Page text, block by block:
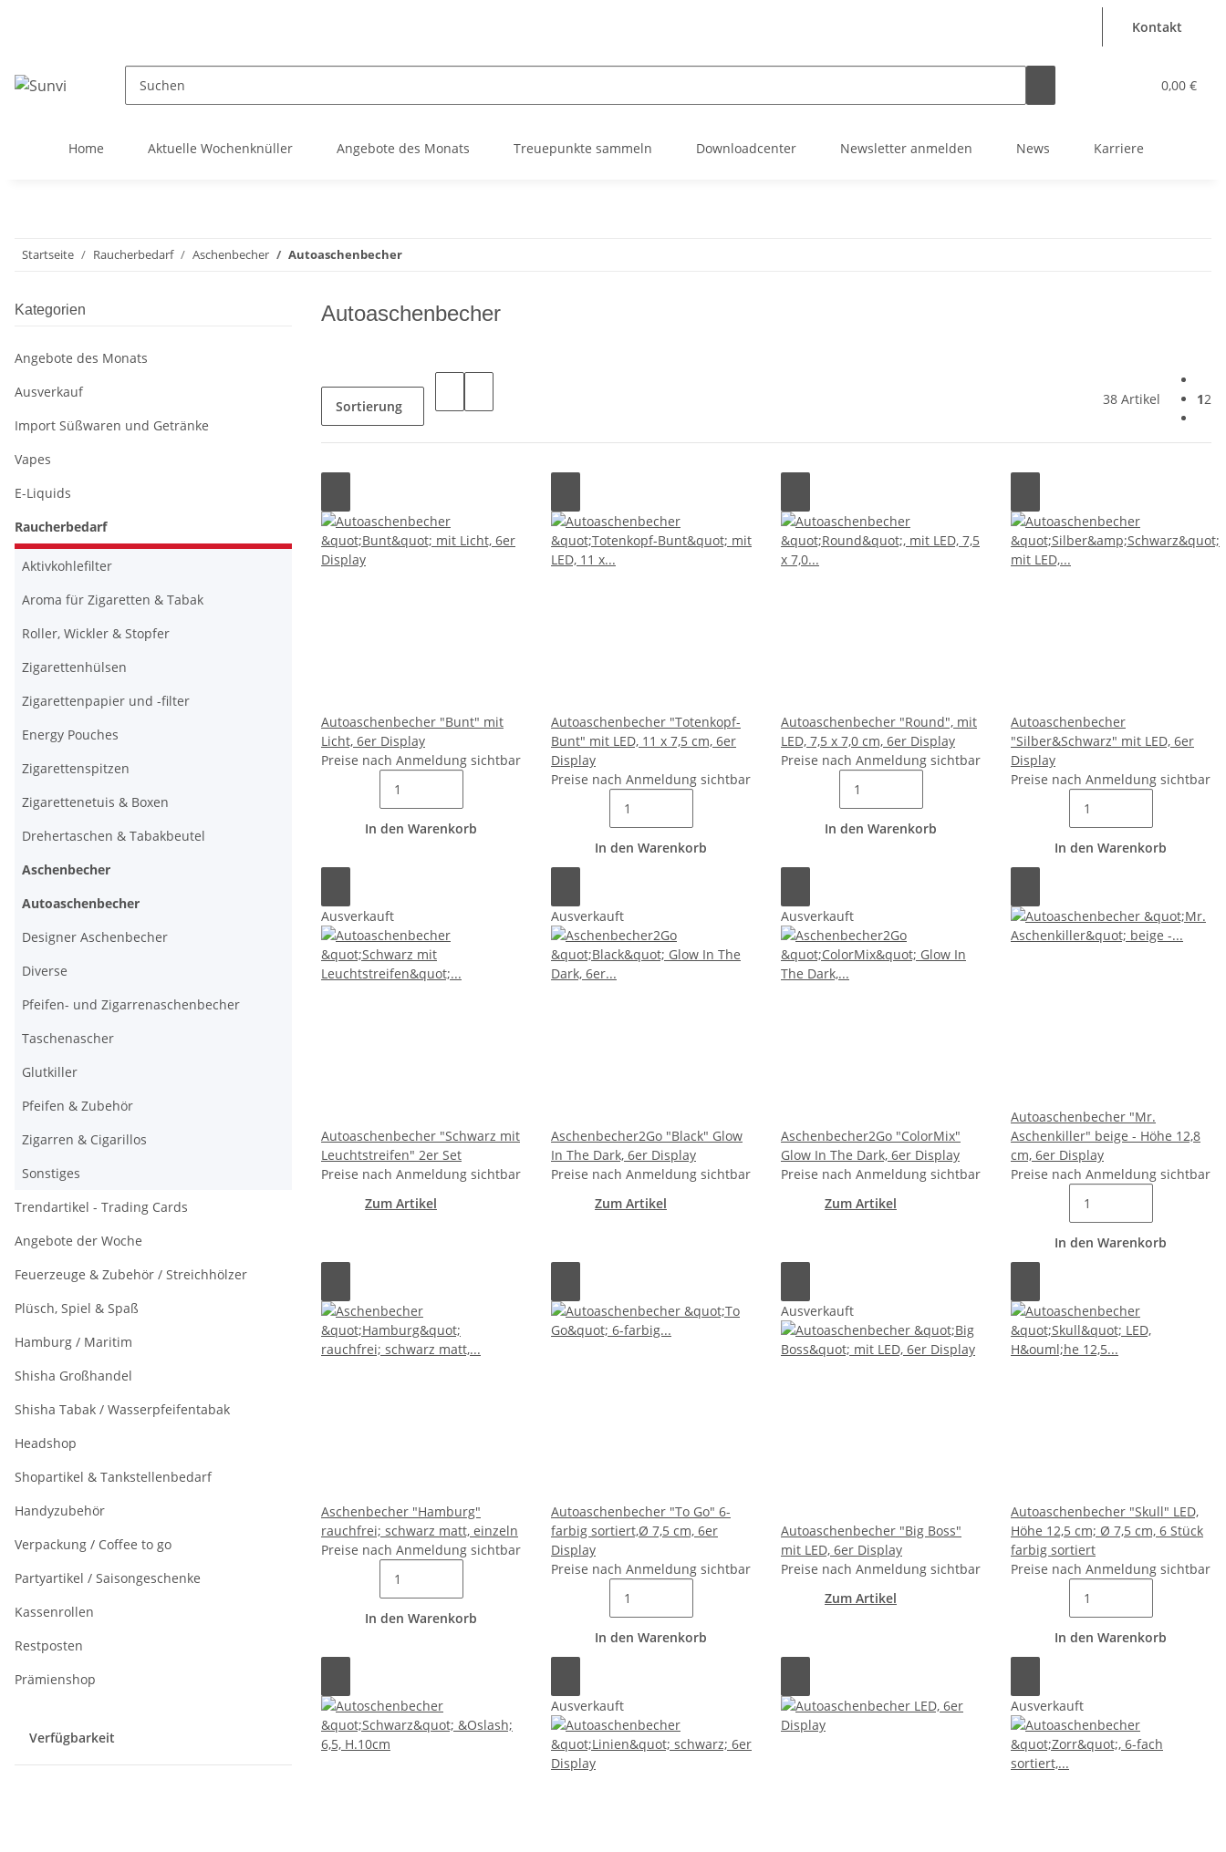
Kontakt
0,00 €
Home Aktuelle Wochenknüller Angebote des Monats Treuepunkte sammeln Downloadcenter Newsletter anmelden News Karriere
Startseite Raucherbedarf Aschenbecher Autoaschenbecher
Autoaschenbecher
Sortierung 38 Artikel 12
Autoaschenbecher "Bunt" mit
Licht, 6er Display
Preise nach Anmeldung sichtbar
In den Warenkorb
Autoaschenbecher "Totenkopf-
Bunt" mit LED, 11 x 7,5 cm, 6er
Display
Preise nach Anmeldung sichtbar
In den Warenkorb
Autoaschenbecher "Round", mit
LED, 7,5 x 7,0 cm, 6er Display
Preise nach Anmeldung sichtbar
In den Warenkorb
Autoaschenbecher
"Silber&Schwarz" mit LED, 6er
Display
Preise nach Anmeldung sichtbar
In den Warenkorb
Ausverkauft
Autoaschenbecher "Schwarz mit
Leuchtstreifen" 2er Set
Preise nach Anmeldung sichtbar
Zum Artikel
Ausverkauft
Aschenbecher2Go "Black" Glow
In The Dark, 6er Display
Preise nach Anmeldung sichtbar
Zum Artikel
Ausverkauft
Aschenbecher2Go "ColorMix"
Glow In The Dark, 6er Display
Preise nach Anmeldung sichtbar
Zum Artikel
Autoaschenbecher "Mr.
Aschenkiller" beige - Höhe 12,8
cm, 6er Display
Preise nach Anmeldung sichtbar
In den Warenkorb
Aschenbecher "Hamburg"
rauchfrei; schwarz matt, einzeln
Preise nach Anmeldung sichtbar
In den Warenkorb
Autoaschenbecher "To Go" 6-
farbig sortiert,Ø 7,5 cm, 6er
Display
Preise nach Anmeldung sichtbar
In den Warenkorb
Ausverkauft
Autoaschenbecher "Big Boss"
mit LED, 6er Display
Preise nach Anmeldung sichtbar
Zum Artikel
Autoaschenbecher "Skull" LED,
Höhe 12,5 cm; Ø 7,5 cm, 6 Stück
farbig sortiert
Preise nach Anmeldung sichtbar
In den Warenkorb
Ausverkauft Ausverkauft
Kategorien
Angebote des Monats
Ausverkauf
Import Süßwaren und Getränke
Vapes
E-Liquids
Raucherbedarf
Aktivkohlefilter
Aroma für Zigaretten & Tabak
Roller, Wickler & Stopfer
Zigarettenhülsen
Zigarettenpapier und -filter
Energy Pouches
Zigarettenspitzen
Zigarettenetuis & Boxen
Drehertaschen & Tabakbeutel
Aschenbecher
Autoaschenbecher
Designer Aschenbecher
Diverse
Pfeifen- und Zigarrenaschenbecher
Taschenascher
Glutkiller
Pfeifen & Zubehör
Zigarren & Cigarillos
Sonstiges
Trendartikel - Trading Cards
Angebote der Woche
Feuerzeuge & Zubehör / Streichhölzer
Plüsch, Spiel & Spaß
Hamburg / Maritim
Shisha Großhandel
Shisha Tabak / Wasserpfeifentabak
Headshop
Shopartikel & Tankstellenbedarf
Handyzubehör
Verpackung / Coffee to go
Partyartikel / Saisongeschenke
Kassenrollen
Restposten
Prämienshop
Verfügbarkeit